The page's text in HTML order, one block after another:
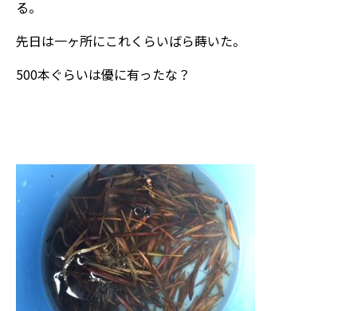
る。
先日は一ヶ所にこれくらいばら蒔いた。
500本ぐらいは優に有ったな？